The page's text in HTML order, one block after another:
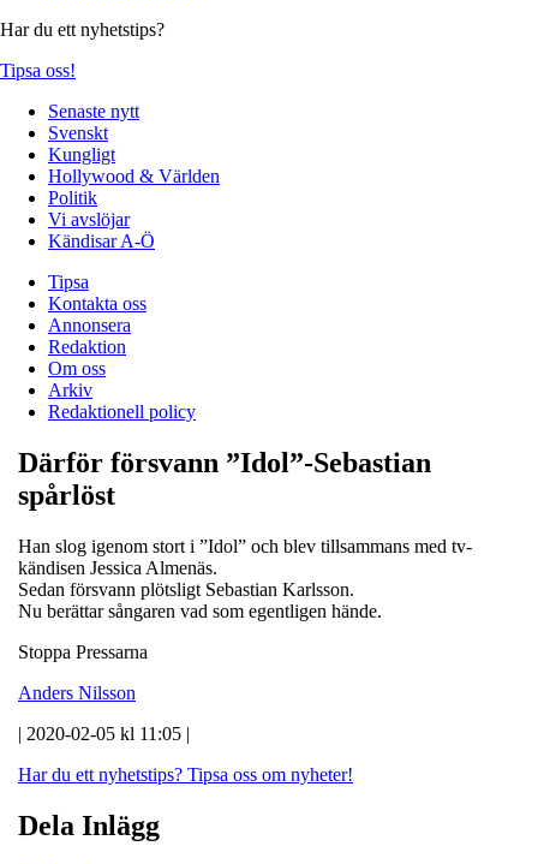
Har du ett nyhetstips?
Tipsa oss!
Senaste nytt
Svenskt
Kungligt
Hollywood & Världen
Politik
Vi avslöjar
Kändisar A-Ö
Tipsa
Kontakta oss
Annonsera
Redaktion
Om oss
Arkiv
Redaktionell policy
Därför försvann ”Idol”-Sebastian
spårlöst
Han slog igenom stort i ”Idol” och blev tillsammans med tv-
kändisen Jessica Almenäs.
Sedan försvann plötsligt Sebastian Karlsson.
Nu berättar sångaren vad som egentligen hände.
Stoppa Pressarna
Anders Nilsson
| 2020-02-05 kl 11:05 |
Har du ett nyhetstips? Tipsa oss om nyheter!
Dela Inlägg